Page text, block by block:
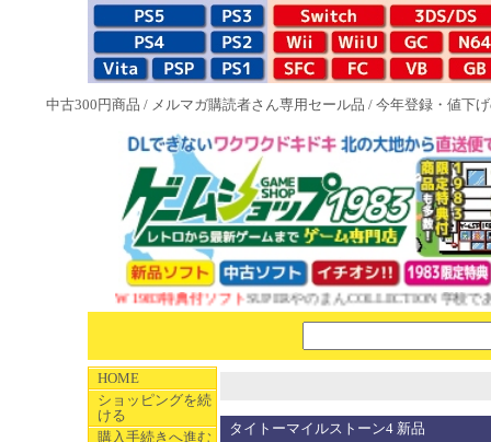
中古300円商品 / メルマガ購読者さん専用セール品 / 今年登録・値下
NEW 1983特典付ソフトSUPERやのまんCOLLECTION 学校であっ
HOME
ショッピングを続
ける
購入手続きへ進む
タイトーマイルストーン4 新品